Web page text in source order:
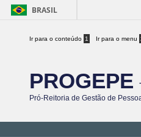
BRASIL
Ir para o conteúdo 1 Ir para o menu
PROGEPE
Pró-Reitoria de Gestão de